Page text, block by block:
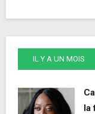
IL Y A UN MOIS
la